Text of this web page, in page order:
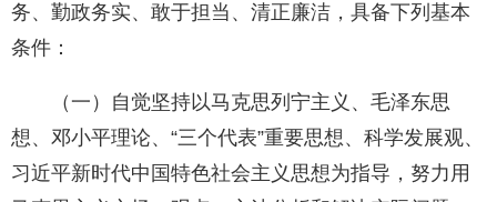
务、勤政务实、敢于担当、清正廉洁，具备下列基本
条件：
（一）自觉坚持以马克思列宁主义、毛泽东思
想、邓小平理论、“三个代表”重要思想、科学发展观、
习近平新时代中国特色社会主义思想为指导，努力用